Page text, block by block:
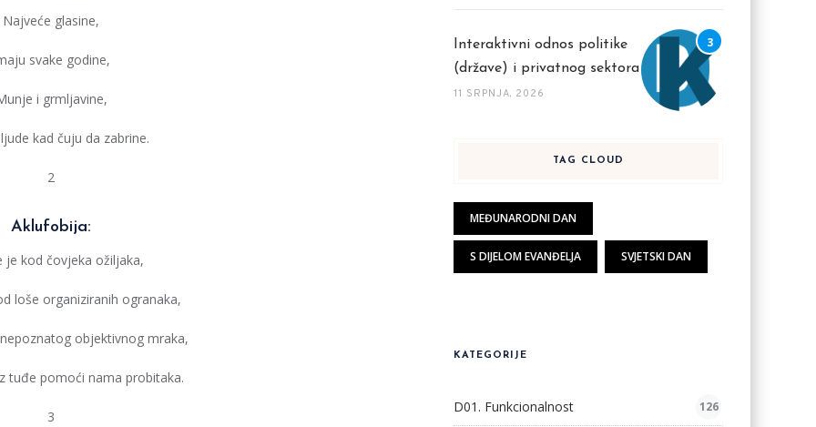
Najveće glasine,
svake godine,
i grmljavine,
kad čuju da zabrine.
2
Aklufobija:
je kod čovjeka ožiljaka,
loše organiziranih ogranaka,
objektivnog mraka,
tuđe pomoći nama probitaka.
3
Interaktivni odnos politike
(države) i privatnog sektora
11 SRPNJA, 2026
TAG CLOUD
MEĐUNARODNI DAN
S DIJELOM EVANĐELJA SVJETSKI DAN
KATEGORIJE
D01. Funkcionalnost 126